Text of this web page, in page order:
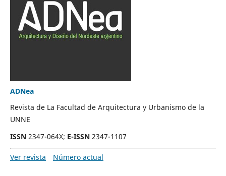
ADNea
Revista de La Facultad de Arquitectura y Urbanismo de la
UNNE
ISSN2347-064X; E-ISSN2347-1107
Ver revista Número actual